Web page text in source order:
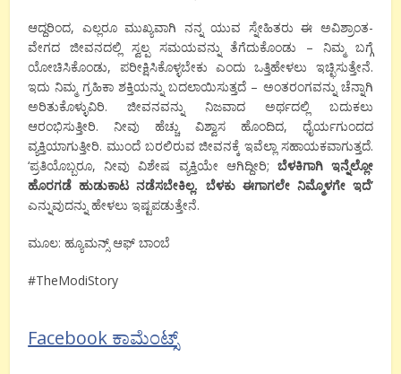
ಆದ್ದರಿಂದ, ಎಲ್ಲರೂ ಮುಖ್ಯವಾಗಿ ನನ್ನ ಯುವ ಸ್ನೇಹಿತರು ಈ ಅವಿಶ್ರಾಂತ-
ವೇಗದ ಜೀವನದಲ್ಲಿ ಸ್ವಲ್ಪ ಸಮಯವನ್ನು ತೆಗೆದುಕೊಂಡು – ನಿಮ್ಮ ಬಗ್ಗೆ
ಯೋಚಿಸಿಕೊಂಡು, ಪರೀಕ್ಷಿಸಿಕೊಳ್ಳಬೇಕು ಎಂದು ಒತ್ತಿಹೇಳಲು ಇಚ್ಛಿಸುತ್ತೇನೆ.
ಇದು ನಿಮ್ಮ ಗ್ರಹಿಕಾ ಶಕ್ತಿಯನ್ನು ಬದಲಾಯಿಸುತ್ತದೆ – ಅಂತರಂಗವನ್ನು ಚೆನ್ನಾಗಿ
ಅರಿತುಕೊಳ್ಳುವಿರಿ. ಜೀವನವನ್ನು ನಿಜವಾದ ಅರ್ಥದಲ್ಲಿ ಬದುಕಲು
ಆರಂಭಿಸುತ್ತೀರಿ. ನೀವು ಹೆಚ್ಚು ವಿಶ್ವಾಸ ಹೊಂದಿದ, ಧೈರ್ಯಗುಂದದ
ವ್ಯಕ್ತಿಯಾಗುತ್ತೀರಿ. ಮುಂದೆ ಬರಲಿರುವ ಜೀವನಕ್ಕೆ ಇವೆಲ್ಲಾ ಸಹಾಯಕವಾಗುತ್ತದೆ.
‘ಪ್ರತಿಯೊಬ್ಬರೂ, ನೀವು ವಿಶೇಷ ವ್ಯಕ್ತಿಯೇ ಆಗಿದ್ದೀರಿ; ಬೆಳಕಿಗಾಗಿ ಇನ್ನೆಲ್ಲೋ
ಹೊರಗಡೆ ಹುಡುಕಾಟ ನಡೆಸಬೇಕಿಲ್ಲ. ಬೆಳಕು ಈಗಾಗಲೇ ನಿಮ್ಮೊಳಗೇ ಇದೆ’
ಎನ್ನುವುದನ್ನು ಹೇಳಲು ಇಷ್ಟಪಡುತ್ತೇನೆ.
ಮೂಲ: ಹ್ಯೂಮನ್ಸ್ ಆಫ್ ಬಾಂಬೆ
#TheModiStory
Facebook ಕಾಮೆಂಟ್ಸ್